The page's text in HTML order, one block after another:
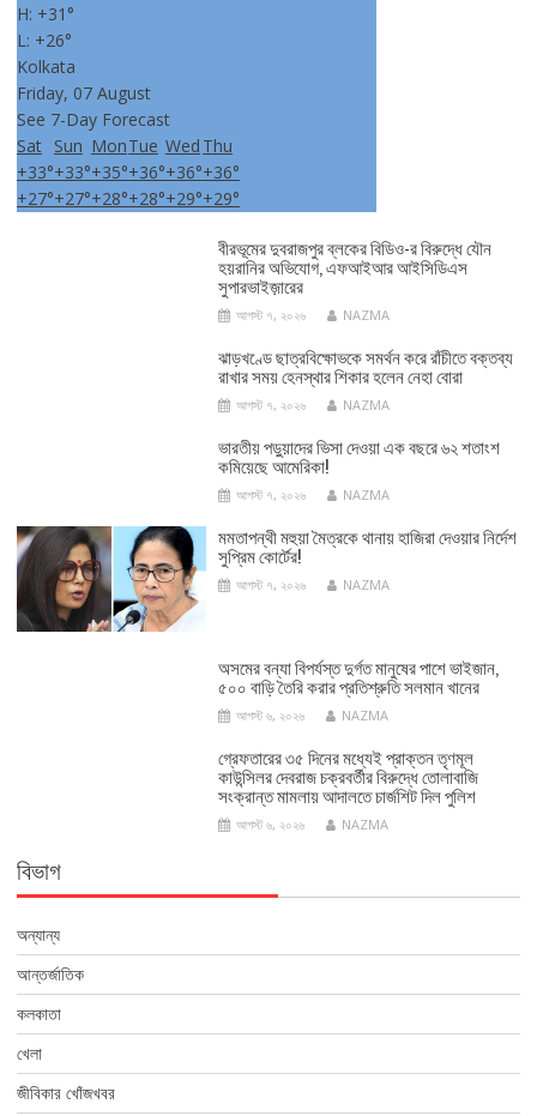
H: +31°
L: +26°
Kolkata
Friday, 07 August
See 7-Day Forecast
Sat Sun MonTue Wed Thu
+33°+33°+35°+36°+36°+36°
+27°+27°+28°+28°+29°+29°
বীরভূমের দুবরাজপুর ব্লকের বিডিও-র বিরুদ্ধে যৌন
হয়রানির অভিযোগ, এফআইআর আইসিডিএস
সুপারভাইজ়ারের
আগস্ট ৭, ২০২৬ NAZMA
ঝাড়খণ্ডে ছাত্রবিক্ষোভকে সমর্থন করে রাঁচীতে বক্তব্য
রাখার সময় হেনস্থার শিকার হলেন নেহা বোরা
আগস্ট ৭, ২০২৬ NAZMA
ভারতীয় পড়ুয়াদের ভিসা দেওয়া এক বছরে ৬২ শতাংশ
কমিয়েছে আমেরিকা!
আগস্ট ৭, ২০২৬ NAZMA
মমতাপন্থী মহুয়া মৈত্রকে থানায় হাজিরা দেওয়ার নির্দেশ
সুপ্রিম কোর্টের!
আগস্ট ৭, ২০২৬ NAZMA
অসমের বন্যা বিপর্যস্ত দুর্গত মানুষের পাশে ভাইজান,
৫০০ বাড়ি তৈরি করার প্রতিশ্রুতি সলমান খানের
আগস্ট ৬, ২০২৬ NAZMA
গ্রেফতারের ৩৫ দিনের মধ্যেই প্রাক্তন তৃণমূল
কাউন্সিলর দেবরাজ চক্রবর্তীর বিরুদ্ধে তোলাবাজি
সংক্রান্ত মামলায় আদালতে চার্জশিট দিল পুলিশ
আগস্ট ৬, ২০২৬ NAZMA
বিভাগ
অন্যান্য
আন্তর্জাতিক
কলকাতা
খেলা
জীবিকার খোঁজখবর